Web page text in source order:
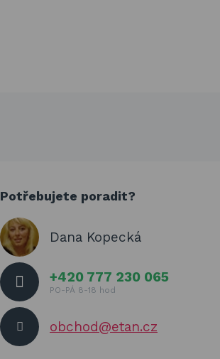
Potřebujete poradit?
Dana Kopecká
+420 777 230 065
PO-PÁ 8-18 hod
obchod@etan.cz